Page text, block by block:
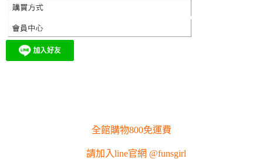
全館購物800免運費
請加入line官網 @funsgirl